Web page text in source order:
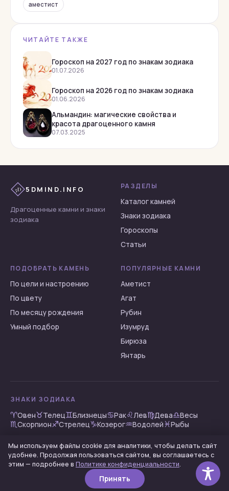
Перидот
Раухтопаз
Родолит
Родонит
Рубеллит
Рубин
Сапфир
Топаз
Турмалин
Флюорит
Хризолит
Хризопраз
Циркон
Цитрин
аместист
ЧИТАЙТЕ ТАКЖЕ
Гороскоп на 2027 год по знакам зодиака
01.07.2026
Гороскоп на 2026 год по знакам зодиака
01.06.2026
Альмандин: магические свойства и
красота драгоценного камня
07.03.2025
5D 5DMIND.INFO
Драгоценные камни и знаки
зодиака
РАЗДЕЛЫ
Каталог камней
Знаки зодиака
Гороскопы
Статьи
ПОДОБРАТЬ КАМЕНЬ
По цели и настроению
По цвету
По месяцу рождения
Умный подбор
ПОПУЛЯРНЫЕ КАМНИ
Аметист
Агат
Рубин
Изумруд
Бирюза
Янтарь
ЗНАКИ ЗОДИАКА
♈︎Овен♉︎Телец♊︎Близнецы♋︎Рак♌︎Лев♍︎Дева♎︎Весы
♏︎Скорпион♐︎Стрелец♑︎Козерог♒︎Водолей♓︎Рыбы
© 2026 5dmind.info — информационный портал о камнях
Политика конфиденциальности· материалы носят
информационный характер
Мы используем файлы cookie для аналитики, чтобы делать сайт
удобнее. Продолжая пользоваться сайтом, вы соглашаетесь с
этим — подробнее в Политике конфиденциальности.
Принять